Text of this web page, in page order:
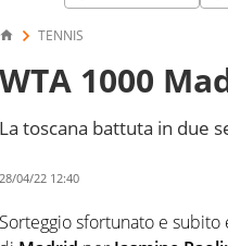
TENNIS
WTA 1000
La toscana battuta in due
28/04/22 12:40
Sorteggio sfortunato e